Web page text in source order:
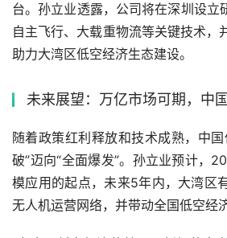
台。孙立业透露，公司将在深圳设立
自主飞行、大载重物流等关键技术，
助力大湾区低空经济生态建设。
未来展望：万亿市场可期，中
随着政策红利释放和技术成熟，中
破”迈向“全面爆发”。孙立业预计，
模应用的起点，未来5年内，大湾区
无人机运营网络，并带动全国低空经